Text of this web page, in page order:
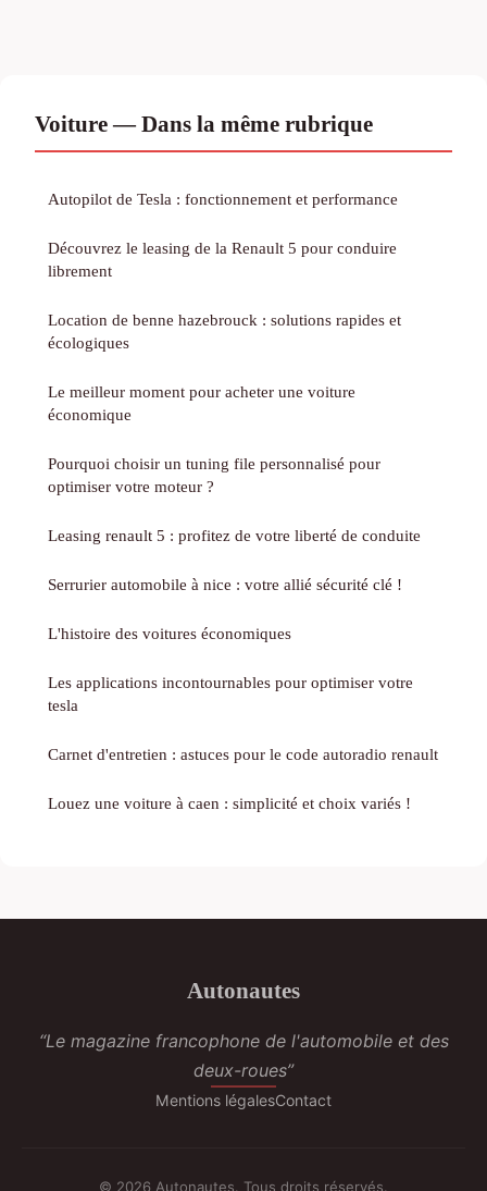
Voiture — Dans la même rubrique
Autopilot de Tesla : fonctionnement et performance
Découvrez le leasing de la Renault 5 pour conduire
librement
Location de benne hazebrouck : solutions rapides et
écologiques
Le meilleur moment pour acheter une voiture
économique
Pourquoi choisir un tuning file personnalisé pour
optimiser votre moteur ?
Leasing renault 5 : profitez de votre liberté de conduite
Serrurier automobile à nice : votre allié sécurité clé !
L'histoire des voitures économiques
Les applications incontournables pour optimiser votre
tesla
Carnet d'entretien : astuces pour le code autoradio renault
Louez une voiture à caen : simplicité et choix variés !
Autonautes
“Le magazine francophone de l'automobile et des
deux-roues”
Mentions légalesContact
© 2026 Autonautes. Tous droits réservés.